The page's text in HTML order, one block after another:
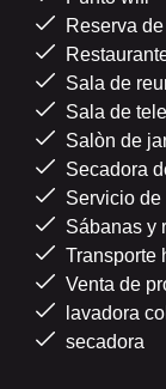
Reserva
Sala de
Sala de
Salòn de
Secadora
Servicio de
Sábanas y
Transporte
Venta de
lavadora
secadora